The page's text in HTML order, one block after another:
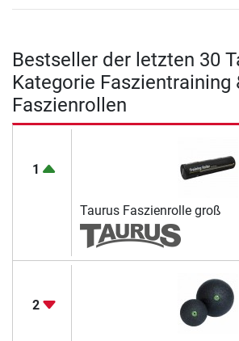
Bestseller der letzten 30
Kategorie Faszientraining
Faszienrollen
1
Taurus Faszienrolle groß
2